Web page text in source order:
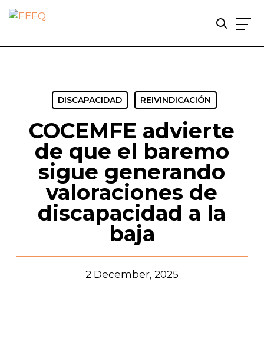
DISCAPACIDAD REIVINDICACIÓN
COCEMFE advierte
de que el baremo
sigue generando
valoraciones de
discapacidad a la
baja
2 December, 2025